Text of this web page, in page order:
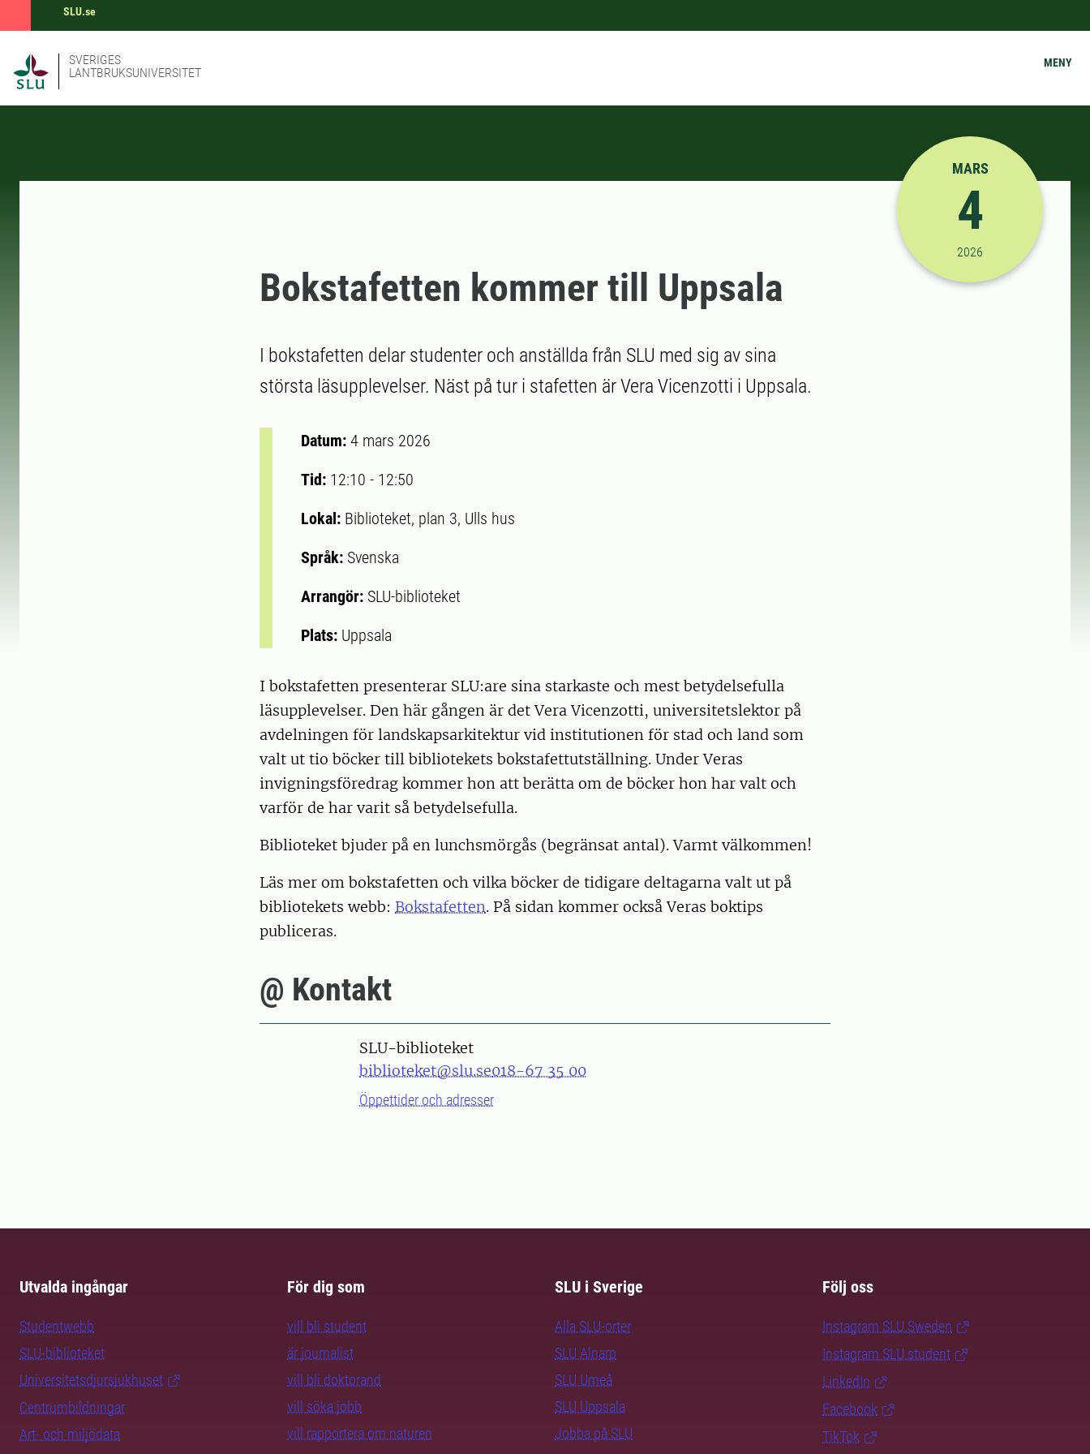
SLU.se
SVERIGES
LANTBRUKSUNIVERSITET
MENY
2026-03-04 12:10:00
MARS
4
2026
Bokstafetten kommer till Uppsala
I bokstafetten delar studenter och anställda från SLU med sig av sina
största läsupplevelser. Näst på tur i stafetten är Vera Vicenzotti i Uppsala.
Datum: 4 mars 2026
Tid: 12:10 - 12:50
Lokal: Biblioteket, plan 3, Ulls hus
Språk: Svenska
Arrangör: SLU-biblioteket
Plats: Uppsala
I bokstafetten presenterar SLU:are sina starkaste och mest betydelsefulla
läsupplevelser. Den här gången är det Vera Vicenzotti, universitetslektor på
avdelningen för landskapsarkitektur vid institutionen för stad och land som
valt ut tio böcker till bibliotekets bokstafettutställning. Under Veras
invigningsföredrag kommer hon att berätta om de böcker hon har valt och
varför de har varit så betydelsefulla.
Biblioteket bjuder på en lunchsmörgås (begränsat antal). Varmt välkommen!
Läs mer om bokstafetten och vilka böcker de tidigare deltagarna valt ut på
bibliotekets webb: Bokstafetten. På sidan kommer också Veras boktips
publiceras.
@ Kontakt
SLU-biblioteket
biblioteket@slu.se018-67 35 00
Öppettider och adresser
Utvalda ingångar
Studentwebb
SLU-biblioteket
Universitetsdjursjukhuset
Centrumbildningar
Art- och miljödata
För dig som
vill bli student
är journalist
vill bli doktorand
vill söka jobb
vill rapportera om naturen
SLU i Sverige
Alla SLU-orter
SLU Alnarp
SLU Umeå
SLU Uppsala
Jobba på SLU
Följ oss
Instagram SLU.Sweden
Instagram SLU.student
LinkedIn
Facebook
TikTok